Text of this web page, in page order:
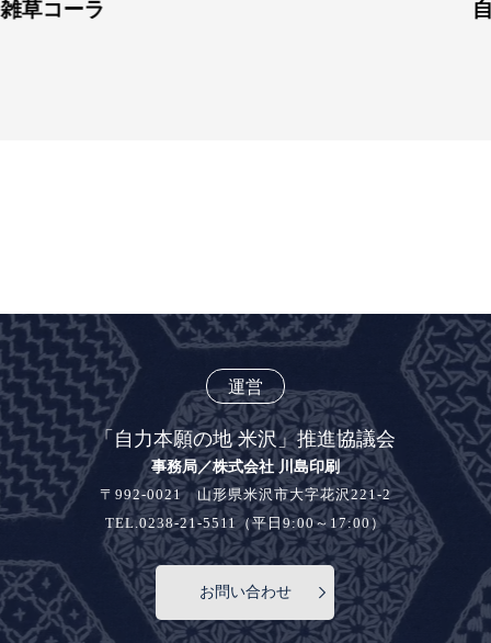
ーラ 自力
運営
「自力本願の地 米沢」推進協議会
事務局／株式会社 川島印刷
〒992-0021 山形県米沢市大字花沢221-2
TEL.0238-21-5511（平日9:00～17:00）
お問い合わせ